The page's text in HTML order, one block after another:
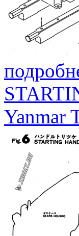
Yanmar